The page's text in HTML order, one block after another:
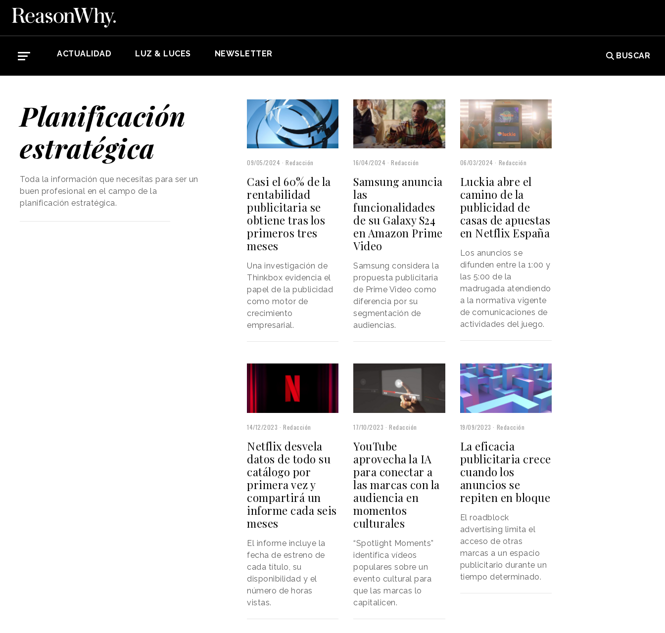
ACTUALIDAD LUZ & LUCES NEWSLETTER BUSCAR
Planificación
estratégica
Toda la información que necesitas para ser un
buen profesional en el campo de la
planificación estratégica.
09/05/2024 Redacción
Casi el 60% de la
rentabilidad
publicitaria se
obtiene tras los
primeros tres
meses
Una investigación de
Thinkbox evidencia el
papel de la publicidad
como motor de
crecimiento
empresarial.
16/04/2024 Redacción
Samsung anuncia
las
funcionalidades
de su Galaxy S24
en Amazon Prime
Video
Samsung considera la
propuesta publicitaria
de Prime Video como
diferencia por su
segmentación de
audiencias.
06/03/2024 Redacción
Luckia abre el
camino de la
publicidad de
casas de apuestas
en Netflix España
Los anuncios se
difunden entre la 1:00 y
las 5:00 de la
madrugada atendiendo
a la normativa vigente
de comunicaciones de
actividades del juego.
14/12/2023 Redacción
Netflix desvela
datos de todo su
catálogo por
primera vez y
compartirá un
informe cada seis
meses
El informe incluye la
fecha de estreno de
cada título, su
disponibilidad y el
número de horas
vistas.
17/10/2023 Redacción
YouTube
aprovecha la IA
para conectar a
las marcas con la
audiencia en
momentos
culturales
“Spotlight Moments”
identifica vídeos
populares sobre un
evento cultural para
que las marcas lo
capitalicen.
19/09/2023 Redacción
La eficacia
publicitaria crece
cuando los
anuncios se
repiten en bloque
El roadblock
advertising limita el
acceso de otras
marcas a un espacio
publicitario durante un
tiempo determinado.